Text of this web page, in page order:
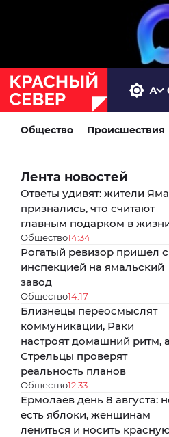
Общество Происшествия
Лента новостей
Ответы удивят: жители
признались, что считают
главным подарком в
Общество14:34
Рогатый ревизор пришел с
инспекцией на ямальский
завод
Общество14:17
Близнецы переосмыслят
коммуникации, Раки
настроят домашний ритм, а
Стрельцы проверят
реальность планов
Общество12:33
Ермолаев день 8 августа:
есть яблоки, женщинам
лениться и носить